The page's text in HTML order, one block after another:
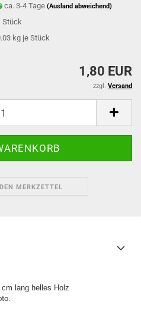
ca. 3-4 Tage(Ausland abweichend)
Stück
kg je Stück
1,80 EUR
zzgl. Versand
MERKZETTEL
lang helles Holz